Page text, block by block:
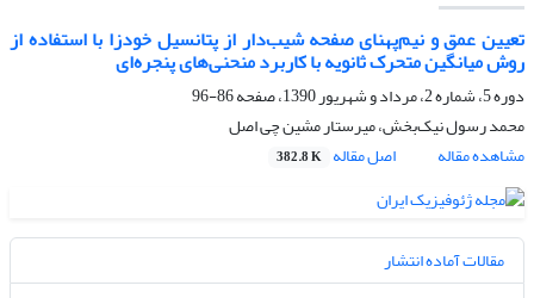
تعیین عمق و نیم‌پهنای صفحه شیب‌دار از پتانسیل خودزا با استفاده از
روش میانگین متحرک ثانویه با کاربرد منحنی‌های پنجره‌ای
دوره 5، شماره 2، مرداد و شهریور 1390، صفحه
86-96
محمد رسول نیک‌‌بخش، میرستار مشین چی اصل
مشاهده مقاله
اصل مقاله 382.8 K
مقالات آماده انتشار